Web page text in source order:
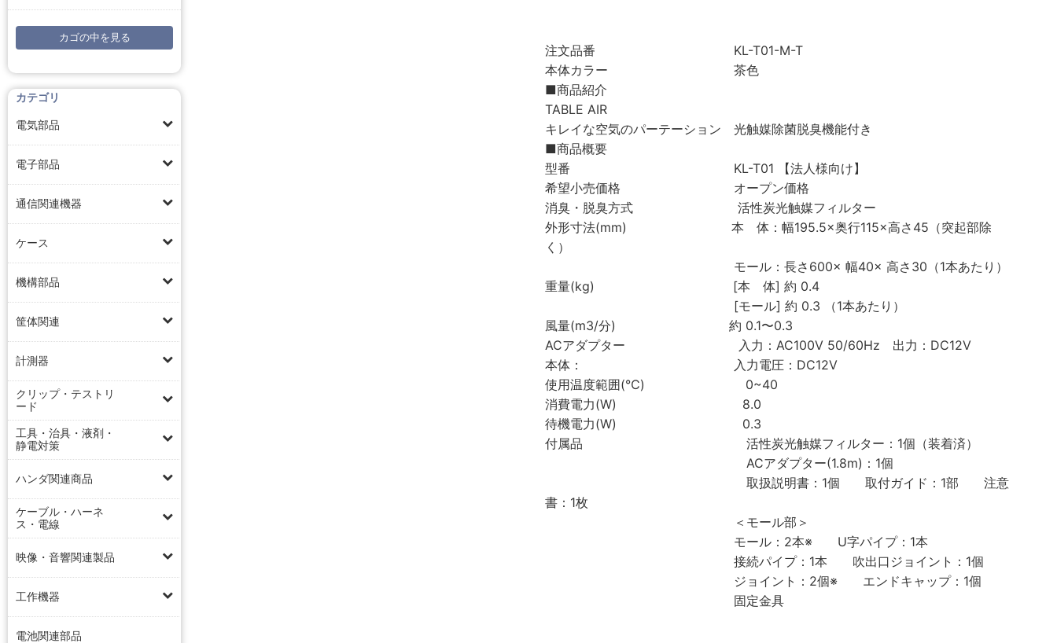
カゴの中を見る
カテゴリ
電気部品
電子部品
通信関連機器
ケース
機構部品
筐体関連
計測器
クリップ・テストリ
ード
工具・治具・液剤・
静電対策
ハンダ関連商品
ケーブル・ハーネ
ス・電線
映像・音響関連製品
工作機器
電池関連部品
注文品番 KL-T01-M-T
本体カラー 茶色
■商品紹介
TABLE AIR
キレイな空気のパーテーション 光触媒除菌脱臭機能付き
■商品概要
型番 KL-T01 【法人様向け】
希望小売価格 オープン価格
消臭・脱臭方式 活性炭光触媒フィルター
外形寸法(mm) 本 体：幅195.5×奥行115×高さ45（突起部除
く）
モール：長さ600× 幅40× 高さ30（1本あたり）
重量(kg) [本 体] 約 0.4
[モール] 約 0.3 （1本あたり）
風量(m3/分) 約 0.1〜0.3
ACアダプター 入力：AC100V 50/60Hz 出力：DC12V
本体： 入力電圧：DC12V
使用温度範囲(℃) 0~40
消費電力(W) 8.0
待機電力(W) 0.3
付属品 活性炭光触媒フィルター：1個（装着済）
ACアダプター(1.8m)：1個
取扱説明書：1個 取付ガイド：1部 注意
書：1枚
＜モール部＞
モール：2本※ U字パイプ：1本
接続パイプ：1本 吹出口ジョイント：1個
ジョイント：2個※ エンドキャップ：1個
固定金具